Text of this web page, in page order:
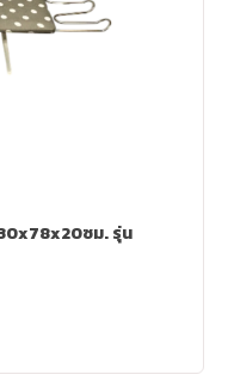
ซม. รุ่น